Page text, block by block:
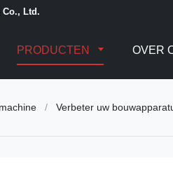
Ltd.
PRODUCTEN OVER
/ Verbeter uw